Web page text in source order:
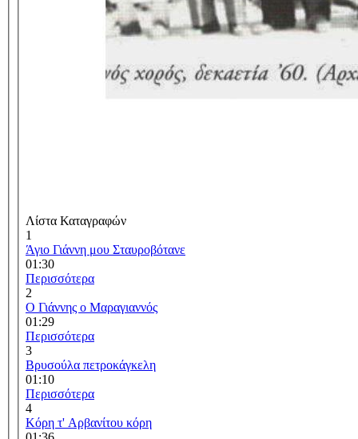
Λίστα Καταγραφών
1
Άγιο Γιάννη μου Σταυροβότανε
01:30
Περισσότερα
2
Ο Γιάννης ο Μαραγιαννός
01:29
Περισσότερα
3
Βρυσούλα πετροκάγκελη
01:10
Περισσότερα
4
Κόρη τ' Αρβανίτου κόρη